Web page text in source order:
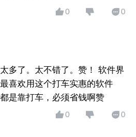
0 0
多了。太不错了。赞！ 软件界
喜欢用这个打车实惠的软件
是靠打车，必须省钱啊赞
0 0